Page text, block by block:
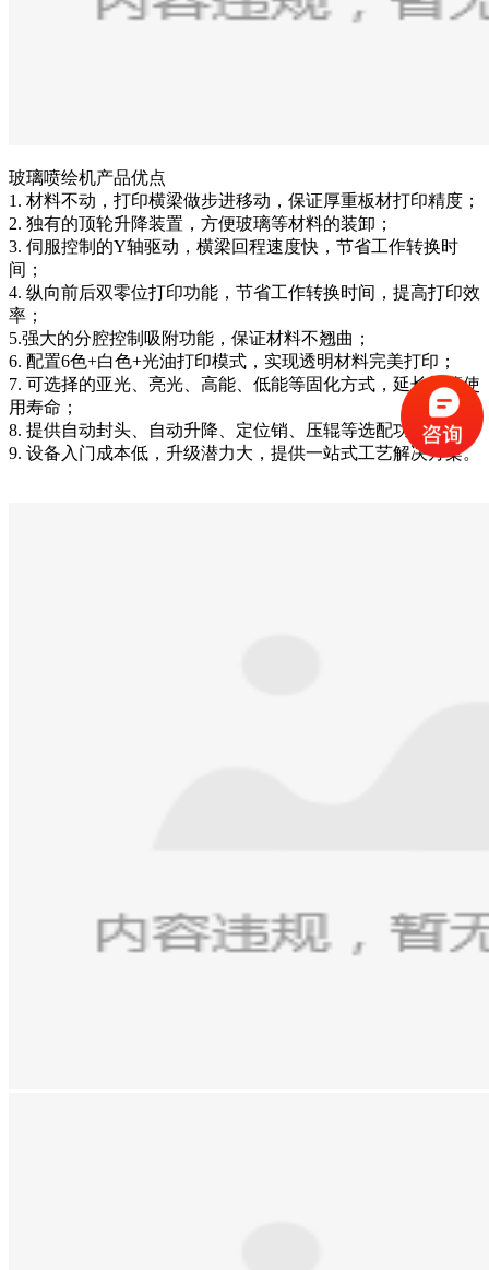
玻璃喷绘机产品优点
1. 材料不动，打印横梁做步进移动，保证厚重板材打印精度；
2. 独有的顶轮升降装置，方便玻璃等材料的装卸；
3. 伺服控制的Y轴驱动，横梁回程速度快，节省工作转换时
间；
4. 纵向前后双零位打印功能，节省工作转换时间，提高打印效
率；
5.强大的分腔控制吸附功能，保证材料不翘曲；
6. 配置6色+白色+光油打印模式，实现透明材料完美打印；
7. 可选择的亚光、亮光、高能、低能等固化方式，延长灯管使
用寿命；
8. 提供自动封头、自动升降、定位销、压辊等选配功能；
9. 设备入门成本低，升级潜力大，提供一站式工艺解决方案。